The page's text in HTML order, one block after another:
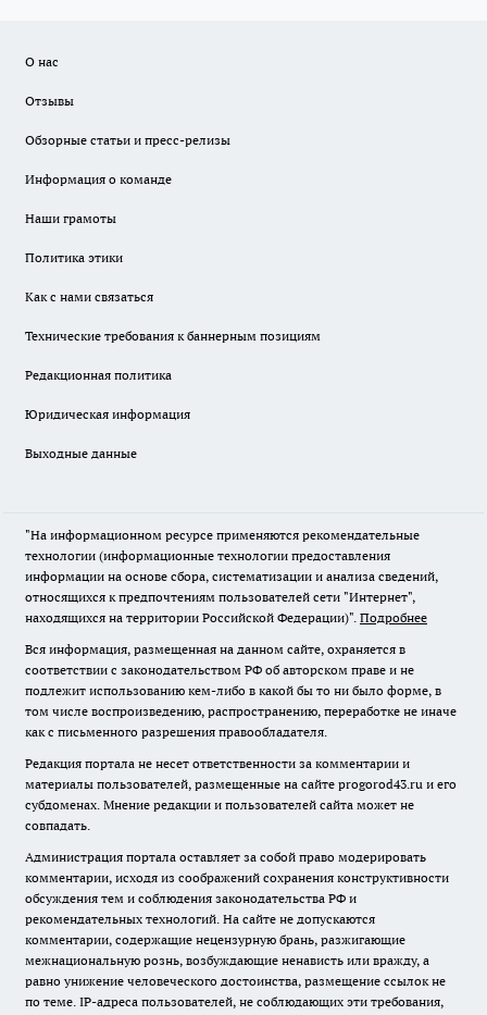
О нас
Отзывы
Обзорные статьи и пресс-релизы
Информация о команде
Наши грамоты
Политика этики
Как с нами связаться
Технические требования к баннерным позициям
Редакционная политика
Юридическая информация
Выходные данные
"На информационном ресурсе применяются рекомендательные
технологии (информационные технологии предоставления
информации на основе сбора, систематизации и анализа сведений,
относящихся к предпочтениям пользователей сети "Интернет",
находящихся на территории Российской Федерации)". Подробнее
Вся информация, размещенная на данном сайте, охраняется в
соответствии с законодательством РФ об авторском праве и не
подлежит использованию кем-либо в какой бы то ни было форме, в
том числе воспроизведению, распространению, переработке не иначе
как с письменного разрешения правообладателя.
Редакция портала не несет ответственности за комментарии и
материалы пользователей, размещенные на сайте progorod43.ru и его
субдоменах. Мнение редакции и пользователей сайта может не
совпадать.
Администрация портала оставляет за собой право модерировать
комментарии, исходя из соображений сохранения конструктивности
обсуждения тем и соблюдения законодательства РФ и
рекомендательных технологий. На сайте не допускаются
комментарии, содержащие нецензурную брань, разжигающие
межнациональную рознь, возбуждающие ненависть или вражду, а
равно унижение человеческого достоинства, размещение ссылок не
по теме. IP-адреса пользователей, не соблюдающих эти требования,